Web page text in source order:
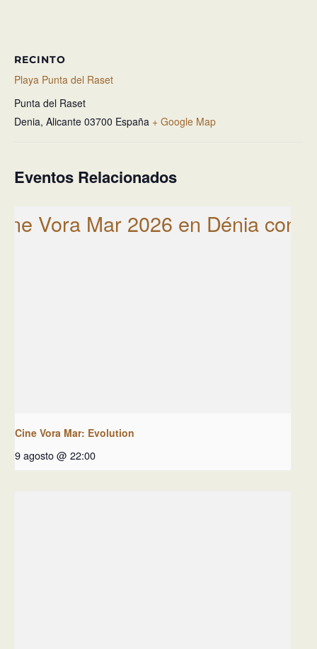
RECINTO
Playa Punta del Raset
Punta del Raset
Denia, Alicante 03700 España + Google Map
Eventos Relacionados
Cine Vora Mar: Evolution
9 agosto @ 22:00